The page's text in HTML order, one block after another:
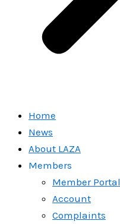
Home
News
About LAZA
Members
Member Portal
Account
Complaints